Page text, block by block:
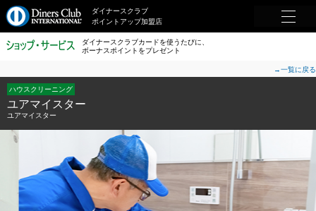
ダイナースクラブ
ポイントアップ加盟店
ダイナースクラブカードを使うたびに、
ボーナスポイントをプレゼント
→一覧に戻る
ハウスクリーニング
ユアマイスター
ユアマイスター